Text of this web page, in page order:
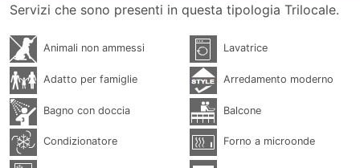
Servizi che sono presenti in questa tipologia Trilocale.
Animali non ammessi Lavatrice
Adatto per famiglie Arredamento moderno
Bagno con doccia Balcone
Condizionatore Forno a microonde